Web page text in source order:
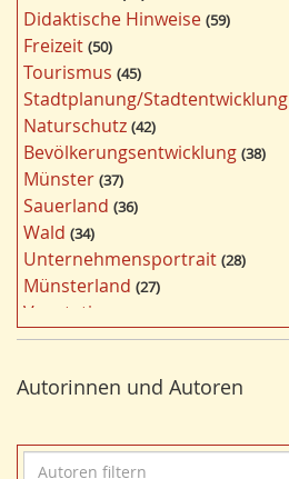
a
g
w
ö
r
t
e
r
f
i
l
t
e
r
n
Didaktische Hinweise 59
Freizeit 50
Tourismus 45
Stadtplanung/Stadtentwicklung
Naturschutz 42
Bevölkerungsentwicklung 38
Münster 37
Sauerland 36
Wald 34
Unternehmensportrait 28
Münsterland 27
Vegetation
Nordrhein-Westfalen 25
Bergbau 24
Kultur 22
Kulturlandschaft
Autorinnen und Autoren